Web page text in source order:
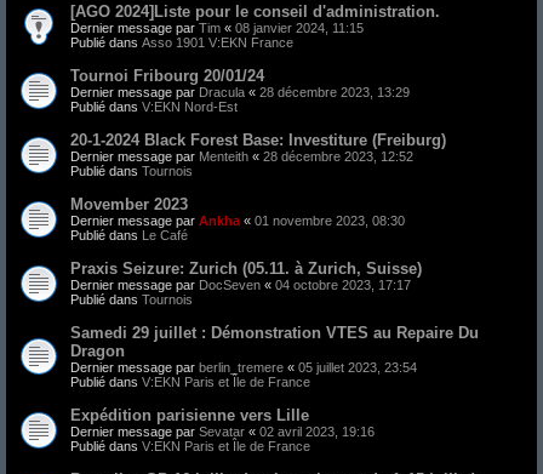
[AGO 2024]Liste pour le conseil d'administration.
Dernier message par Tim « 08 janvier 2024, 11:15
Publié dans Asso 1901 V:EKN France
Tournoi Fribourg 20/01/24
Dernier message par Dracula « 28 décembre 2023, 13:29
Publié dans V:EKN Nord-Est
20-1-2024 Black Forest Base: Investiture (Freiburg)
Dernier message par Menteith « 28 décembre 2023, 12:52
Publié dans Tournois
Movember 2023
Dernier message par Ankha « 01 novembre 2023, 08:30
Publié dans Le Café
Praxis Seizure: Zurich (05.11.​ à Zurich, Suisse)
Dernier message par DocSeven « 04 octobre 2023, 17:17
Publié dans Tournois
Samedi 29 juillet : Démonstration VTES au Repaire Du
Dragon
Dernier message par berlin_tremere « 05 juillet 2023, 23:54
Publié dans V:EKN Paris et Île de France
Expédition parisienne vers Lille
Dernier message par Sevatar « 02 avril 2023, 19:16
Publié dans V:EKN Paris et Île de France